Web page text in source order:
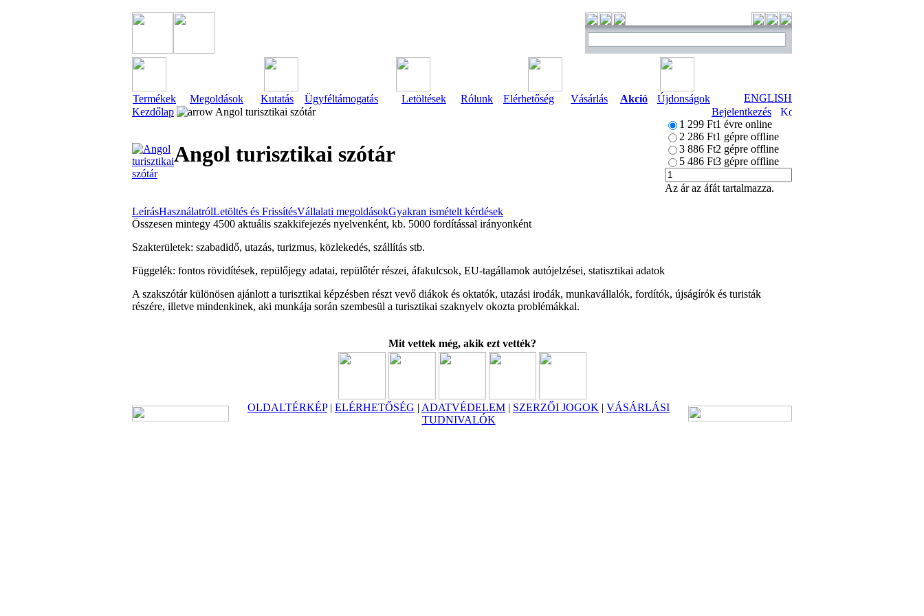
Termékek Megoldások Kutatás Ügyféltámogatás Letöltések Rólunk Elérhetőség Vásárlás Akció Újdonságok
ENGLISH
Kezdőlap
Angol turisztikai szótár Bejelentkezés
Angol turisztikai szótár
1 299 Ft1 évre online
2 286 Ft1 gépre offline
3 886 Ft2 gépre offline
5 486 Ft3 gépre offline
Az ár az áfát tartalmazza.
LeírásHasználatrólLetöltés és FrissítésVállalati megoldásokGyakran ismételt kérdések
Összesen mintegy 4500 aktuális szakkifejezés nyelvenként, kb. 5000 fordítással irányonként
Szakterületek: szabadidő, utazás, turizmus, közlekedés, szállítás stb.
Függelék: fontos rövidítések, repülőjegy adatai, repülőtér részei, áfakulcsok, EU-tagállamok autójelzései, statisztikai adatok
A szakszótár különösen ajánlott a turisztikai képzésben részt vevő diákok és oktatók, utazási irodák, munkavállalók, fordítók, újságírók és turisták
részére, illetve mindenkinek, aki munkája során szembesül a turisztikai szaknyelv okozta problémákkal.
Mit vettek még, akik ezt vették?
OLDALTÉRKÉP| ELÉRHETŐSÉG | ADATVÉDELEM | SZERZŐI JOGOK | VÁSÁRLÁSI
TUDNIVALÓK